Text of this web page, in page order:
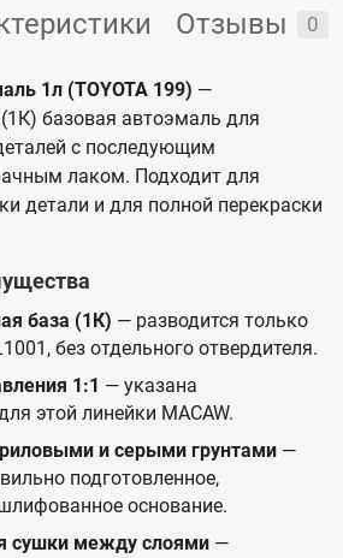
Отзывы 0
1л (TOYOTA 199) —
базовая автоэмаль для
с последующим
лаком. Подходит для
детали и для полной перекраски
база (1К) — разводится только
без отдельного отвердителя.
1:1 — указана
этой линейки MACAW.
и серыми грунтами —
подготовленное,
основание.
сушки между слоями —